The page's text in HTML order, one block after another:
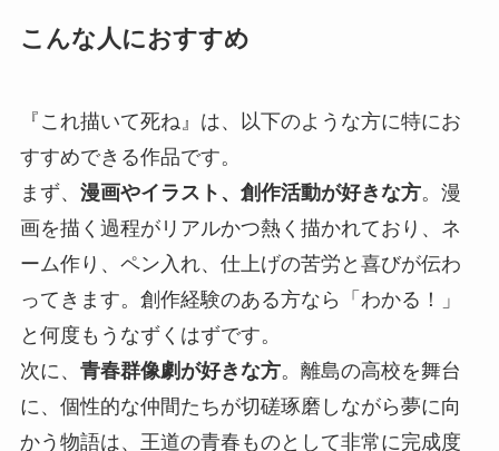
こんな人におすすめ
『これ描いて死ね』は、以下のような方に特にお
すすめできる作品です。
まず、 漫画やイラスト、創作活動が好きな方。漫
画を描く過程がリアルかつ熱く描かれており、ネ
ーム作り、ペン入れ、仕上げの苦労と喜びが伝わ
ってきます。創作経験のある方なら「わかる！」
と何度もうなずくはずです。
次に、 青春群像劇が好きな方。離島の高校を舞台
に、個性的な仲間たちが切磋琢磨しながら夢に向
かう物語は、王道の青春ものとして非常に完成度